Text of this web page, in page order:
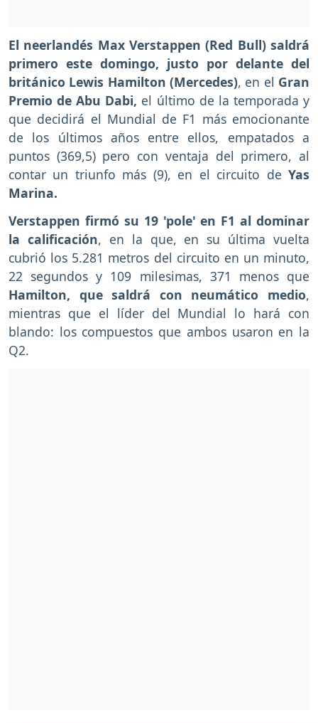
El neerlandés Max Verstappen (Red Bull) saldrá
primero este domingo, justo por delante del
británico Lewis Hamilton (Mercedes), en el Gran
Premio de Abu Dabi, el último de la temporada y
que decidirá el Mundial de F1 más emocionante
de los últimos años entre ellos, empatados a
puntos (369,5) pero con ventaja del primero, al
contar un triunfo más (9), en el circuito de Yas
Marina.
Verstappen firmó su 19 'pole' en F1 al dominar
la calificación, en la que, en su última vuelta
cubrió los 5.281 metros del circuito en un minuto,
22 segundos y 109 milesimas, 371 menos que
Hamilton, que saldrá con neumático medio,
mientras que el líder del Mundial lo hará con
blando: los compuestos que ambos usaron en la
Q2.